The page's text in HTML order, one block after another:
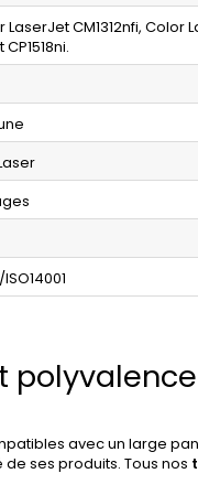
LaserJet CM1312nfi, Color
avec un large
ses produits. Tous nos